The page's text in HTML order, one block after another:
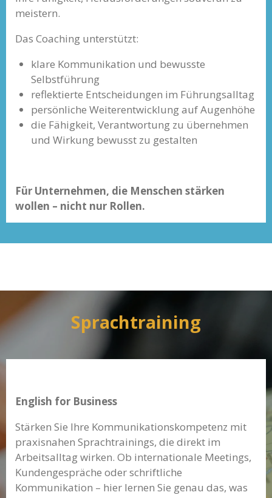
meistern.
Das Coaching unterstützt:
klare Kommunikation und bewusste
Selbstführung
reflektierte Entscheidungen im Führungsalltag
persönliche Weiterentwicklung auf Augenhöhe
die Fähigkeit, Verantwortung zu übernehmen
und Wirkung bewusst zu gestalten
Für Unternehmen, die Menschen stärken
wollen – nicht nur Rollen.
Sprachtraining
English for Business
Stärken Sie Ihre Kommunikationskompetenz mit
praxisnahen Sprachtrainings, die direkt im
Arbeitsalltag wirken. Ob internationale Meetings,
Kundengespräche oder schriftliche
Kommunikation – hier lernen Sie genau das, was